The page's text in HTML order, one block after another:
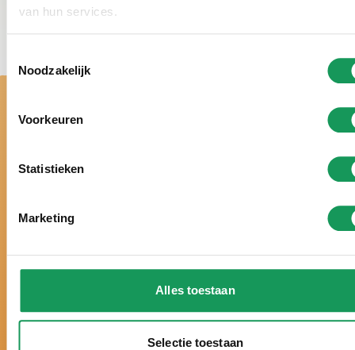
van hun services.
Noodzakelijk
Voorkeuren
Statistieken
Marketing
Alles toestaan
Selectie toestaan
Bei uns ist es
wirklich Urlaub!
Schon über ein halbes Jahrhundert der Ferienpark
in der Twenter Natur.
Seit vielen Jahren zum besten Ferienpark der